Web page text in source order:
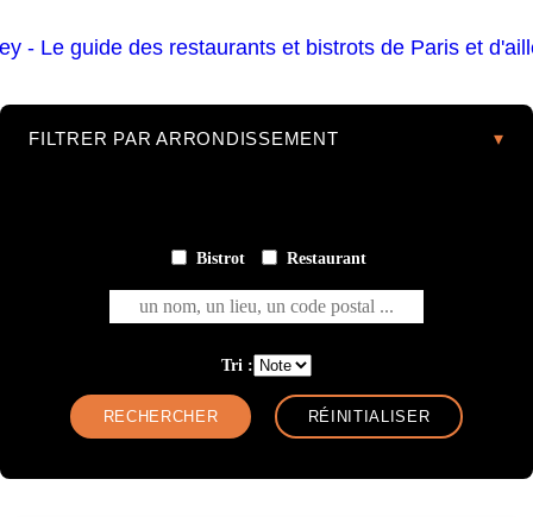
FILTRER PAR ARRONDISSEMENT
Bistrot Restaurant
un nom, un lieu, un code postal ...
Tri :